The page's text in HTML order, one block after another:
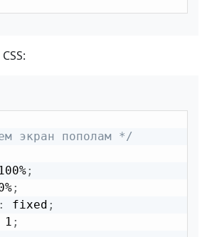
экран пополам */
;
;
: fixed ;
1 ;